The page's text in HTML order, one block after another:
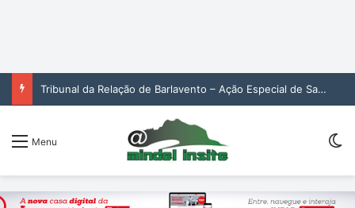
Menu